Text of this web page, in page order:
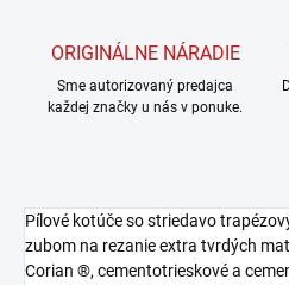
ORIGINÁLNE NÁRADIE
Sme autorizovaný predajca
každej značky u nás v ponuke.
Pílové kotúče so striedavo
zubom na rezanie extra tvrdých
Corian ®, cementotrieskové a